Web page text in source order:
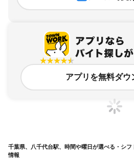
アプリを無料ダウ
千葉県、八千代台駅、時間や曜日が選べる・シ
情報